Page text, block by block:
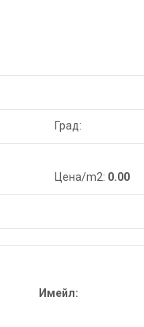
Град:
Цена/m2: 0.00
Имейл: